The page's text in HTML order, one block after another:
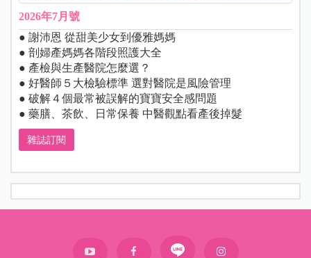
2026年7月號
● 謝沛恩 從甜美少女到優雅媽媽
● 剖婦產媽媽各階段照護大全
● 產檢與生產醫院怎麼選？
● 好醫師５大檢驗標準 選對醫院是風險管理
● 破解４個最常被誤解的寶寶安全感問題
● 藥膳、茶飲、日常保養 中醫觀點看產後掉髮
雜誌訂閱